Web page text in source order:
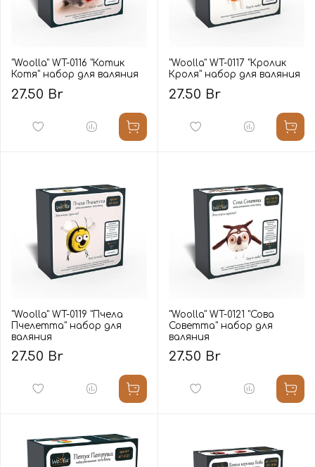
"Woolla" WT-0116 "Котик
Котя" набор для валяния
27.50 Br
"Woolla" WT-0117 "Кролик
Кроля" набор для валяния
27.50 Br
"Woolla" WT-0119 "Пчела
Пчелетта" набор для
валяния
27.50 Br
"Woolla" WT-0121 "Сова
Советта" набор для
валяния
27.50 Br